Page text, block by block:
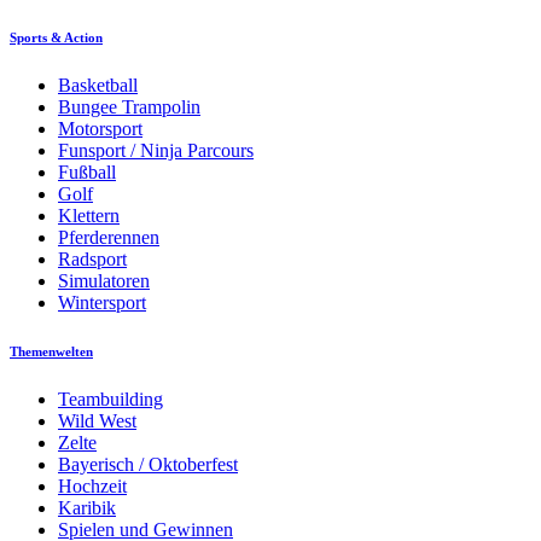
Sports & Action
Basketball
Bungee Trampolin
Motorsport
Funsport / Ninja Parcours
Fußball
Golf
Klettern
Pferderennen
Radsport
Simulatoren
Wintersport
Themenwelten
Teambuilding
Wild West
Zelte
Bayerisch / Oktoberfest
Hochzeit
Karibik
Spielen und Gewinnen